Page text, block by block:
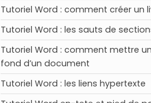
Tutoriel Word : comment créer un
Tutoriel Word : les sauts de
Tutoriel Word : comment mettre
fond d’un document
Tutoriel Word : les liens hypertexte